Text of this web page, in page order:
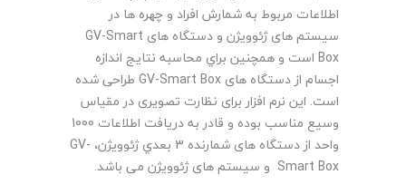
اطلاعات مربوط به شمارش افراد و چهره ها در
سیستم های ژئوویژن و دستگاه های GV-Smart
Box است و همچنین براي محاسبه نتايج اندازه
اجسام از دستگاه های GV-Smart Box طراحی شده
است. این نرم افزار برای نظارت تصویری در مقیاس
وسیع مناسب بوده و قادر به دریافت اطلاعات 1000
واحد از دستگاه های شمارنده 3 بعدي ژئوويژن، GV-
Smart Box و سیستم های ژئوویژن می باشد.